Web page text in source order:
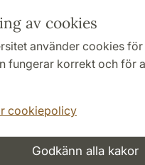
av cookies
använder cookies
fungerar korrekt och för
cookiepolicy
Godkänn alla kakor
medier